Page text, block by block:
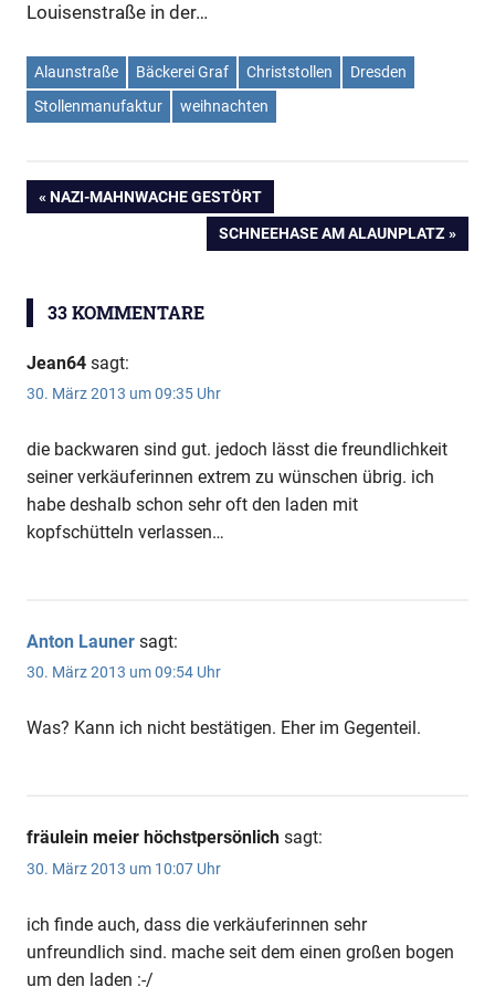
Louisenstraße in der…
Alaunstraße Bäckerei Graf Christstollen
Dresden
Stollenmanufaktur
weihnachten
Beitragsnavigation
VORHERIGER
NAZI-MAHNWACHE GESTÖRT
NÄCHSTER
SCHNEEHASE AM ALAUNPLATZ
33 KOMMENTARE
Jean64 sagt:
30. März 2013 um 09:35 Uhr
die backwaren sind gut. jedoch lässt die freundlichkeit
seiner verkäuferinnen extrem zu wünschen übrig. ich
habe deshalb schon sehr oft den laden mit
kopfschütteln verlassen…
Anton Launer sagt:
30. März 2013 um 09:54 Uhr
Was? Kann ich nicht bestätigen. Eher im Gegenteil.
fräulein meier höchstpersönlich sagt:
30. März 2013 um 10:07 Uhr
ich finde auch, dass die verkäuferinnen sehr
unfreundlich sind. mache seit dem einen großen bogen
um den laden :-/